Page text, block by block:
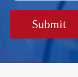
Submit